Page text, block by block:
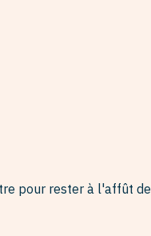
pour rester à l'affût de